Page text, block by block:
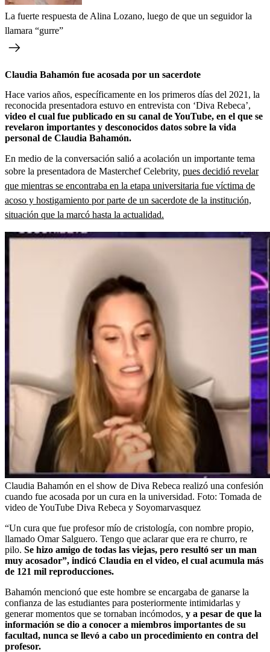
La fuerte respuesta de Alina Lozano, luego de que un seguidor la
llamara “gurre”
Claudia Bahamón fue acosada por un sacerdote
Hace varios años, específicamente en los primeros días del 2021, la
reconocida presentadora estuvo en entrevista con ‘Diva Rebeca’,
video el cual fue publicado en su canal de YouTube, en el que se
revelaron importantes y desconocidos datos sobre la vida
personal de Claudia Bahamón.
En medio de la conversación salió a acolación un importante tema
sobre la presentadora de Masterchef Celebrity, pues decidió revelar
que mientras se encontraba en la etapa universitaria fue víctima de
acoso y hostigamiento por parte de un sacerdote de la institución,
situación que la marcó hasta la actualidad.
Claudia Bahamón en el show de Diva Rebeca realizó una confesión
cuando fue acosada por un cura en la universidad. Foto: Tomada de
video de YouTube Diva Rebeca y Soyomarvasquez
“Un cura que fue profesor mío de cristología, con nombre propio,
llamado Omar Salguero. Tengo que aclarar que era re churro, re
pilo. Se hizo amigo de todas las viejas, pero resultó ser un man
muy acosador”, indicó Claudia en el video, el cual acumula más
de 121 mil reproducciones.
Bahamón mencionó que este hombre se encargaba de ganarse la
confianza de las estudiantes para posteriormente intimidarlas y
generar momentos que se tornaban incómodos, y a pesar de que la
información se dio a conocer a miembros importantes de su
facultad, nunca se llevó a cabo un procedimiento en contra del
profesor.